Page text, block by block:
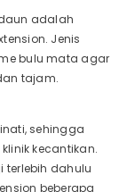
adalah
Jenis
bulu mata agar
tajam.
sehingga
kecantikan.
terlebih dahulu
beberapa